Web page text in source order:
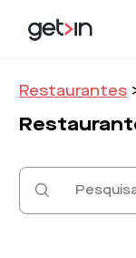
Restaurantes